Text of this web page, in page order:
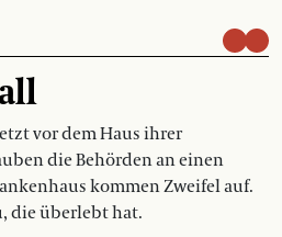
vor dem Haus ihrer
die Behörden an einen
kommen Zweifel auf.
die überlebt hat.